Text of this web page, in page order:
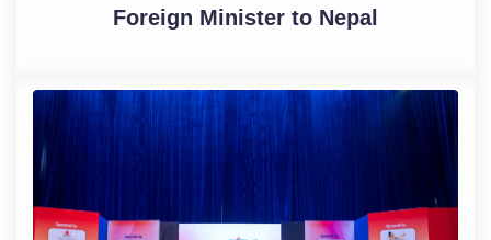
Foreign Minister to Nepal